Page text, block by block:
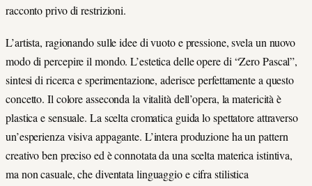
racconto privo di restrizioni.
L’artista, ragionando sulle idee di vuoto e pressione, svela un nuovo
modo di percepire il mondo. L’estetica delle opere di “Zero Pascal”,
sintesi di ricerca e sperimentazione, aderisce perfettamente a questo
concetto. Il colore asseconda la vitalità dell’opera, la matericità è
plastica e sensuale. La scelta cromatica guida lo spettatore attraverso
un’esperienza visiva appagante. L’intera produzione ha un pattern
creativo ben preciso ed è connotata da una scelta materica istintiva,
ma non casuale, che diventata linguaggio e cifra stilistica